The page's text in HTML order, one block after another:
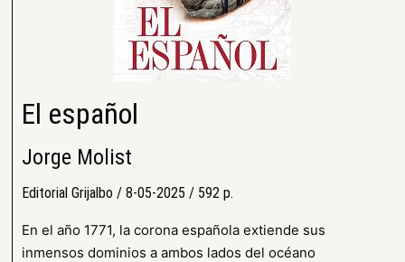
El español
Jorge Molist
Editorial Grijalbo / 8-05-2025 / 592 p.
En el año 1771, la corona española extiende sus
inmensos dominios a ambos lados del océano